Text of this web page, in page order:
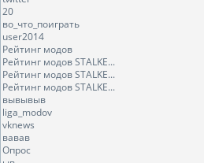
20
во_что_поиграть
user2014
Рейтинг модов
Рейтинг модов STALKE...
Рейтинг модов STALKE...
Рейтинг модов STALKE...
вывывыв
liga_modov
vknews
вавав
Опрос